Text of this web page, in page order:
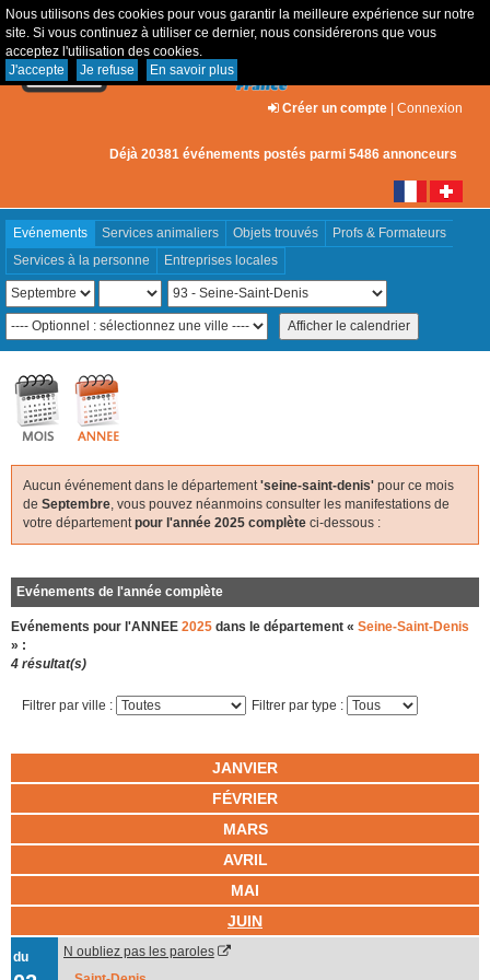
Nous utilisons des cookies pour vous garantir la meilleure expérience sur notre
site. Si vous continuez à utiliser ce dernier, nous considérerons que vous
acceptez l'utilisation des cookies.
J'accepte
Je refuse En savoir plus
Créer un compte | Connexion
Déjà 20381 événements postés parmi 5486 annonceurs
Evénements Services animaliers Objets trouvés
Profs & Formateurs
Services à la personne
Entreprises locales
Aucun événement dans le département 'seine-saint-denis' pour ce mois
de Septembre , vous pouvez néanmoins consulter les manifestations de
votre département pour l'année 2025 complète ci-dessous :
Evénements de l'année complète
Evénements pour l'ANNEE 2025 dans le département « Seine-Saint-Denis
» :
4 résultat(s)
Filtrer par ville : Filtrer par type :
JANVIER
FÉVRIER
MARS
AVRIL
MAI
JUIN
du
N oubliez pas les paroles